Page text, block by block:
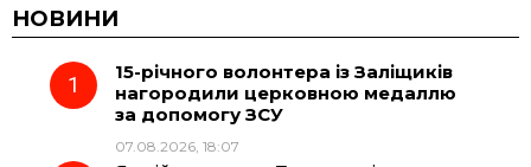
c
e e
g
t
НОВИНИ
15-річного волонтера із Заліщиків
нагородили церковною медаллю
за допомогу ЗСУ
07.08.2026, 18:07